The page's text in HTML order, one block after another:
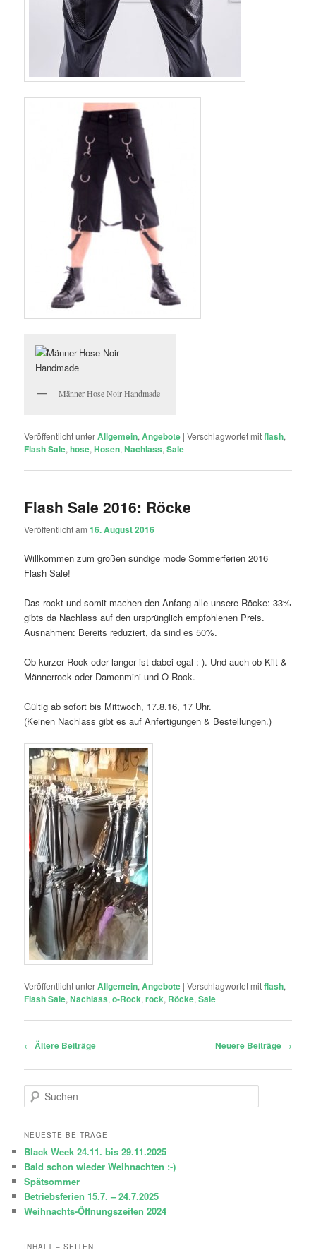
Männer-Hose Noir Handmade
Veröffentlicht unterAllgemein,Angebote |Verschlagwortet mitflash,
Flash Sale,hose,Hosen,Nachlass,Sale
Flash Sale 2016: Röcke
Veröffentlicht am16. August 2016
Willkommen zum großen sündige mode Sommerferien 2016
Flash Sale!
Das rockt und somit machen den Anfang alle unsere Röcke: 33%
gibts da Nachlass auf den ursprünglich empfohlenen Preis.
Ausnahmen: Bereits reduziert, da sind es 50%.
Ob kurzer Rock oder langer ist dabei egal :-). Und auch ob Kilt &
Männerrock oder Damenmini und O-Rock.
Gültig ab sofort bis Mittwoch, 17.8.16, 17 Uhr.
(Keinen Nachlass gibt es auf Anfertigungen & Bestellungen.)
Veröffentlicht unterAllgemein,Angebote |Verschlagwortet mitflash,
Flash Sale,Nachlass,o-Rock,rock, Röcke,Sale
Beitragsnavigation
← Ältere Beiträge Neuere Beiträge →
u
h
n
NEUESTE BEITRÄGE
Black Week 24.11. bis 29.11.2025
Bald schon wieder Weihnachten :-)
Spätsommer
Betriebsferien 15.7. – 24.7.2025
Weihnachts-Öffnungszeiten 2024
INHALT – SEITEN